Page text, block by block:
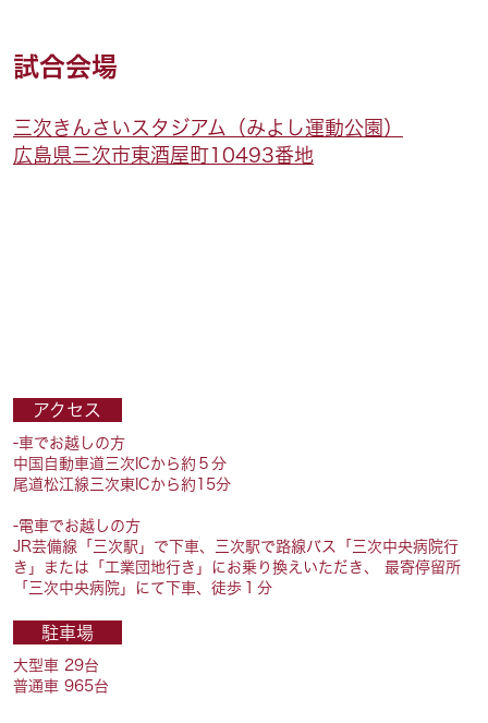
試合会場
三次きんさいスタジアム（みよし運動公園）
広島県三次市東酒屋町10493番地
アクセス
-車でお越しの方
中国自動車道三次ICから約５分
尾道松江線三次東ICから約15分
-電車でお越しの方
JR芸備線「三次駅」で下車、三次駅で路線バス「三次中央病院行
き」または「工業団地行き」にお乗り換えいただき、 最寄停留所
「三次中央病院」にて下車、徒歩１分
駐車場
大型車 29台
普通車 965台